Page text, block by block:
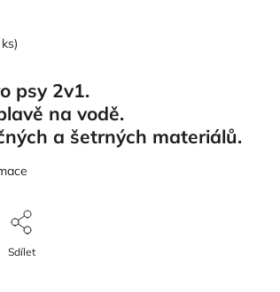
psy 2v1.
na vodě.
a šetrných materiálů.
Sdílet